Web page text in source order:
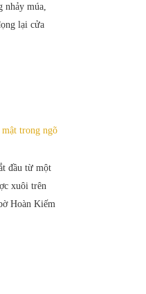
nhảy múa,
lại cửa
trong ngõ
đầu từ một
xuôi trên
Hoàn Kiếm